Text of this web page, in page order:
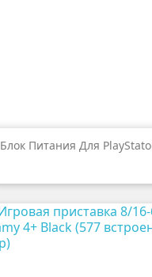
Блок Питания Для